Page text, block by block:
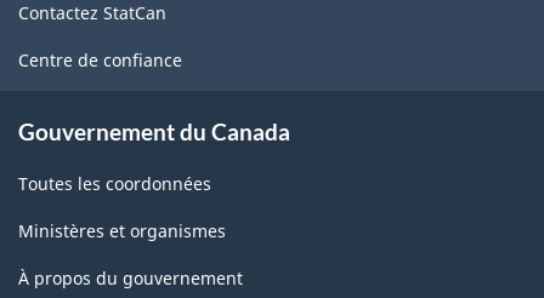
ce
site
Contactez StatCan
Centre de confiance
Gouvernement du Canada
Toutes les coordonnées
Ministères et organismes
À propos du gouvernement